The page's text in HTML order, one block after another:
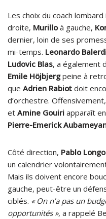
Les choix du coach
droite, Murilloà gauche,
dernier, loin de ses
mi-temps. Leonardo
Ludovic Blas, a également
Emile Höjbjergpeine à
que Adrien Rabiot doit
d’orchestre. Offensivement,
et Amine Gouiri apparaît
Pierre-Emerick
Côté direction, Pablo
un calendrier
Mais ils doivent encore
gauche, peut-être un
ciblés. « On n’a pas un
opportunités », a rappelé